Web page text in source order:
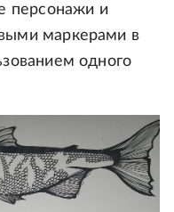
персонажи и
маркерами в
одного